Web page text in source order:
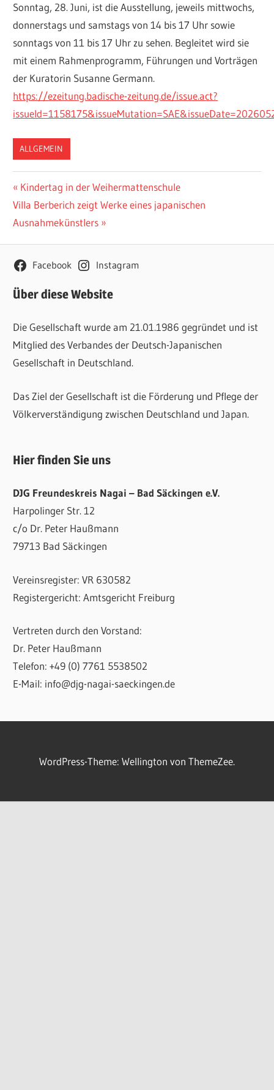
Sonntag, 28. Juni, ist die Ausstellung, jeweils mittwochs,
donnerstags und samstags von 14 bis 17 Uhr sowie
sonntags von 11 bis 17 Uhr zu sehen. Begleitet wird sie
mit einem Rahmenprogramm, Führungen und Vorträgen
der Kuratorin Susanne Germann.
https://ezeitung.badische-zeitung.de/issue.act?
ALLGEMEIN
Beitragsnavigation
Vorheriger
Beitrag:
Kindertag in der Weihermattenschule
Nächster
Beitrag:
Villa Berberich zeigt Werke eines japanischen
Ausnahmekünstlers
Facebook Instagram
Über diese Website
Die Gesellschaft wurde am 21.01.1986 gegründet und ist
Mitglied des Verbandes der Deutsch-Japanischen
Gesellschaft in Deutschland.
Das Ziel der Gesellschaft ist die Förderung und Pflege der
Völkerverständigung zwischen Deutschland und Japan.
Hier finden Sie uns
DJG Freundeskreis Nagai – Bad Säckingen e.V.
Harpolinger Str. 12
c/o Dr. Peter Haußmann
79713 Bad Säckingen
Vereinsregister: VR 630582
Registergericht: Amtsgericht Freiburg
Vertreten durch den Vorstand:
Dr. Peter Haußmann
Telefon: +49 (0) 7761 5538502
E-Mail: info@djg-nagai-saeckingen.de
WordPress-Theme: Wellington von ThemeZee.